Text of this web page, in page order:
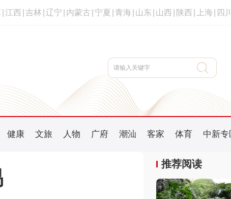
江西 吉林 辽宁 内蒙古 宁夏 青海 山东 山西 陕西 上海 四川
健康 文旅 人物 广府 潮汕 客家 体育 中新专
推荐阅读